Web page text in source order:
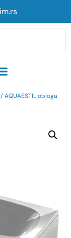
/ AQUAESTIL obloga